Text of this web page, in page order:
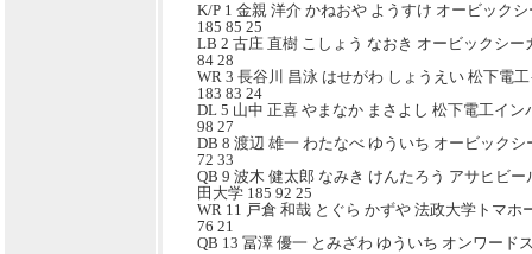
K/P 1 金親 洋介 かねおや ようすけ オービック
185 85 25
LB 2 古庄 直樹 こしょう なおき オービックシー
84 28
WR 3 長谷川 昌泳 はせがわ しょうえい 松下電
183 83 24
DL 5 山中 正喜 やまなか まさよし 松下電工イン
98 27
DB 8 渡辺 雄一 わたなべ ゆういち オービック
72 33
QB 9 波木 健太郎 なみき けんたろう アサヒビ
田大学 185 92 25
WR 11 戸倉 和哉 とぐら かずや 法政大学トマホ
76 21
QB 13 冨澤 優一 とみざわ ゆういち オンワード